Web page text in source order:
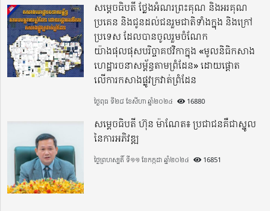
សម្តេចធិបតី ថ្លែងអំណរព្រះគុណ និងអរគុណ
ប្រគេន និងជូនដល់ជនរួមជាតិទាំងក្នុង​ និងក្រៅ
ប្រទេស​ ដែលបានចូលរួមចំណែក
យ៉ាងផុលផុសបរិច្ចាគថវិកាក្នុង «មូលនិធិកសាង
ហេដ្ឋារចនាសម្ព័ន្ធតាមព្រំដែន» ដោយផ្ដោត
លើការកសាងផ្លូវក្រវាត់ព្រំដែន
ថ្ងៃពុធ ទី២៨ ខែសីហា ឆ្នាំ២០២៤ 16880
សម្តេចធិបតី ហ៊ុន ម៉ាណែត៖ ប្រជាជនគឺជាស្នូល
នៃការអភិវឌ្ឍ
ថ្ងៃព្រហស្បតិ៍ ទី១១ ខែកក្កដា ឆ្នាំ២០២៤ 16851